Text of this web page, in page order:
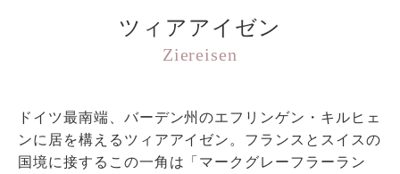
ツィアアイゼン
Ziereisen
ドイツ最南端、バーデン州のエフリンゲン・キルヒェ
ンに居を構えるツィアアイゼン。フランスとスイスの
国境に接するこの一角は「マークグレーフラーラン